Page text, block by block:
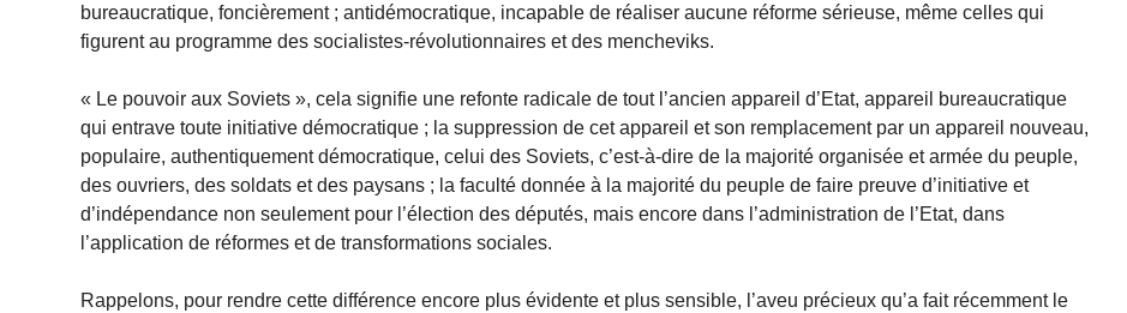
bureaucratique, foncièrement ; antidémocratique, incapable de réaliser aucune réforme sérieuse, même celles qui
figurent au programme des socialistes-révolutionnaires et des mencheviks.
« Le pouvoir aux Soviets », cela signifie une refonte radicale de tout l’ancien appareil d’Etat, appareil bureaucratique
qui entrave toute initiative démocratique ; la suppression de cet appareil et son remplacement par un appareil nouveau,
populaire, authentiquement démocratique, celui des Soviets, c’est-à-dire de la majorité organisée et armée du peuple,
des ouvriers, des soldats et des paysans ; la faculté donnée à la majorité du peuple de faire preuve d’initiative et
d’indépendance non seulement pour l’élection des députés, mais encore dans l’administration de l’Etat, dans
l’application de réformes et de transformations sociales.
Rappelons, pour rendre cette différence encore plus évidente et plus sensible, l’aveu précieux qu’a fait récemment le